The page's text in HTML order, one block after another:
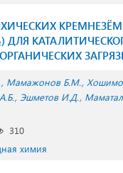
ДЛЯ
Мамажонов Б.М.
Эшметов И.Д.
310
химия